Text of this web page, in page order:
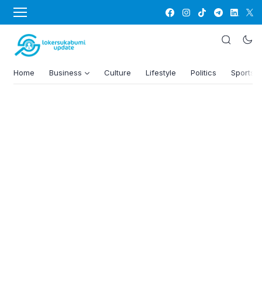
Home Business Culture Lifestyle Politics Sports